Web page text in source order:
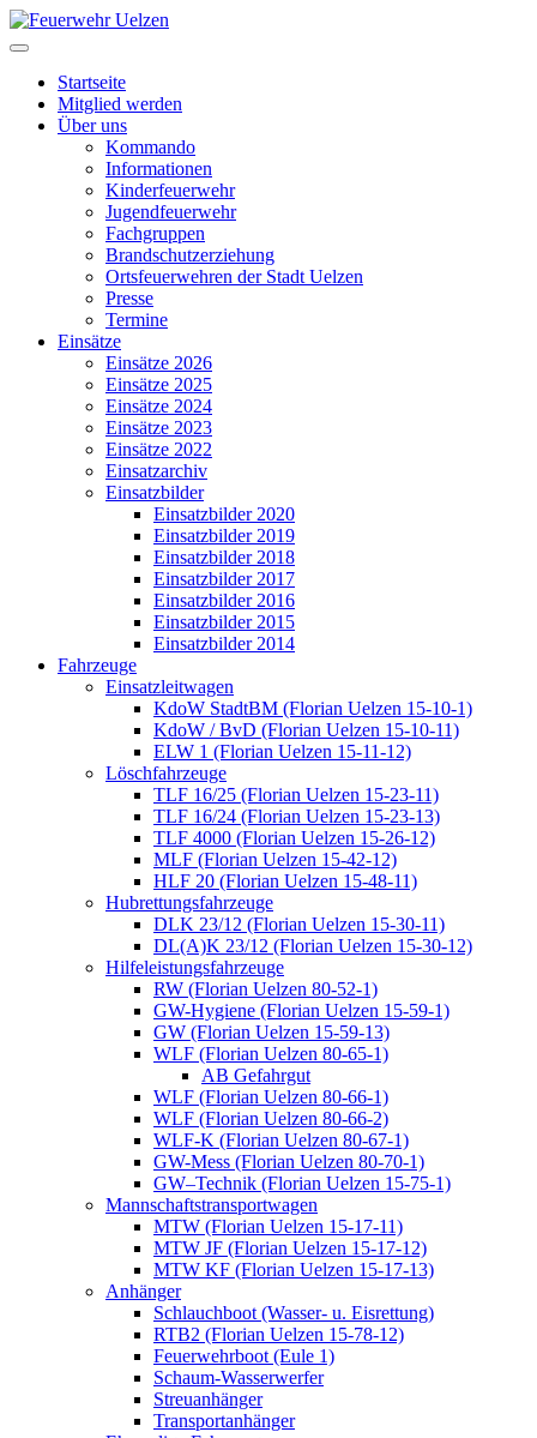
Startseite
Mitglied werden
Über uns
Kommando
Informationen
Kinderfeuerwehr
Jugendfeuerwehr
Fachgruppen
Brandschutzerziehung
Ortsfeuerwehren der Stadt Uelzen
Presse
Termine
Einsätze
Einsätze 2026
Einsätze 2025
Einsätze 2024
Einsätze 2023
Einsätze 2022
Einsatzarchiv
Einsatzbilder
Einsatzbilder 2020
Einsatzbilder 2019
Einsatzbilder 2018
Einsatzbilder 2017
Einsatzbilder 2016
Einsatzbilder 2015
Einsatzbilder 2014
Fahrzeuge
Einsatzleitwagen
KdoW StadtBM (Florian Uelzen 15-10-1)
KdoW / BvD (Florian Uelzen 15-10-11)
ELW 1 (Florian Uelzen 15-11-12)
Löschfahrzeuge
TLF 16/25 (Florian Uelzen 15-23-11)
TLF 16/24 (Florian Uelzen 15-23-13)
TLF 4000 (Florian Uelzen 15-26-12)
MLF (Florian Uelzen 15-42-12)
HLF 20 (Florian Uelzen 15-48-11)
Hubrettungsfahrzeuge
DLK 23/12 (Florian Uelzen 15-30-11)
DL(A)K 23/12 (Florian Uelzen 15-30-12)
Hilfeleistungsfahrzeuge
RW (Florian Uelzen 80-52-1)
GW-Hygiene (Florian Uelzen 15-59-1)
GW (Florian Uelzen 15-59-13)
WLF (Florian Uelzen 80-65-1)
AB Gefahrgut
WLF (Florian Uelzen 80-66-1)
WLF (Florian Uelzen 80-66-2)
WLF-K (Florian Uelzen 80-67-1)
GW-Mess (Florian Uelzen 80-70-1)
GW–Technik (Florian Uelzen 15-75-1)
Mannschaftstransportwagen
MTW (Florian Uelzen 15-17-11)
MTW JF (Florian Uelzen 15-17-12)
MTW KF (Florian Uelzen 15-17-13)
Anhänger
Schlauchboot (Wasser- u. Eisrettung)
RTB2 (Florian Uelzen 15-78-12)
Feuerwehrboot (Eule 1)
Schaum-Wasserwerfer
Streuanhänger
Transportanhänger